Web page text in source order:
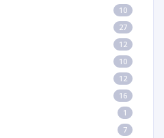
10
27
12
10
12
16
1
7